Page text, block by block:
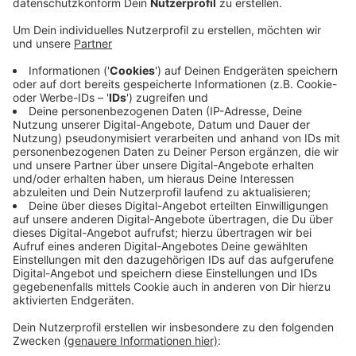
Seit Monaten sei die Baustelle schon da. Barbara fragt
über WhatsApp, wie lange sie noch bleibt. Sie fährt
hier mit ihrer Mutter im Rollstuhl regelmäßig vom
Heilig Geist Stift vorbei. Jedes Mal muss sie mit dem
Rollstuhl an der Stelle auf die Straße ausweichen, und
das kurz vor einer Kurve. Ganz schön gefährlich. Wir
haben für Barbara und alle anderen bei der Stadt
nachgefragt. Die Antwort: Die Baustelle hat mit dem
Glasfaserausbau zu tun. Die Stadt hat bei der
beauftragten Firma nachgehakt. Diese verspricht das
Loch an der Stelle kurzfristig zu schließen. Das soll
möglichst noch heute passieren.